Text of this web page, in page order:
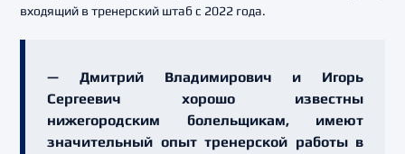
входящий в тренерский штаб с 2022 года.
— Дмитрий Владимирович и Игорь
Сергеевич хорошо известны
нижегородским болельщикам, имеют
значительный опыт тренерской работы в